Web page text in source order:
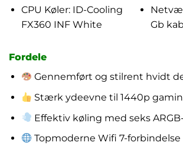
CPU Køler: ID-Cooling
FX360 INF White
Gb
Fordele
Gennemført og stilrent hvidt
Stærk ydeevne til 1440p
Effektiv køling med seks
Topmoderne Wifi 7-forbindelse